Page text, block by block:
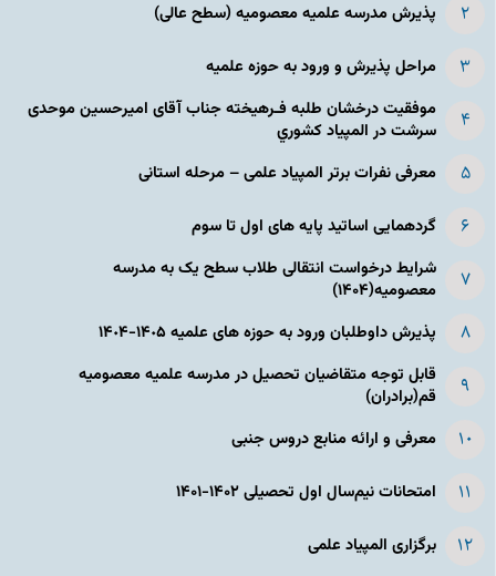
پذیرش مدرسه علمیه معصومیه‌ (سطح عالی)
مراحل پذیرش و ورود به حوزه علمیه
موفقیت درخشان طلبه فـرهیخته جناب آقای امیرحسین موحدی
سرشت در المپياد كشوري
معرفی نفرات برتر المپیاد علمی – مرحله استانی
گردهمایی اساتید پایه های اول تا سوم
شرایط درخواست انتقالی طلاب سطح یک به مدرسه
معصومیه(۱۴۰۴)
پذیرش داوطلبان ورود به حوزه های علمیه ١۴٠۵-١۴٠۴
قابل توجه متقاضیان تحصیل در مدرسه علمیه معصومیه
قم(برادران)
معرفی و ارائه منابع دروس جنبی
امتحانات نیم‌سال اول تحصیلی ۱۴۰۲-۱۴۰۱
برگزاری المپیاد علمی